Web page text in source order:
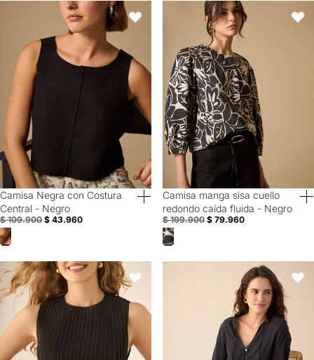
Camisa Negra con Costura Central - Negro
60% Off
Camisa Negra con Costura
Central - Negro
$ 109.900 $ 43.960
Favoritos
Camisa manga sisa cuello
60% Off
Camisa manga sisa cuello
redondo caída fluida - Negro
$ 199.900 $ 79.960
Camisa manga sisa de tela plisada para mujer - Negro
Favoritos
Camisa con bolero en cuello